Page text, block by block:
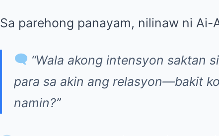
Sa parehong panayam, nilinaw ni Ai-
“Wala akong intensyon saktan
para sa akin ang relasyon—bakit
namin?”